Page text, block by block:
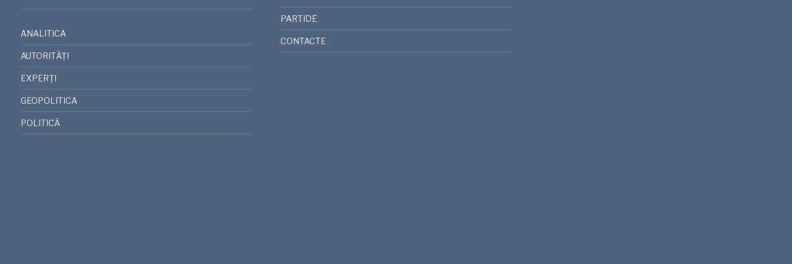
ANALITICA
AUTORITĂȚI
EXPERȚI
GEOPOLITICA
POLITICĂ
PARTIDE
CONTACTE